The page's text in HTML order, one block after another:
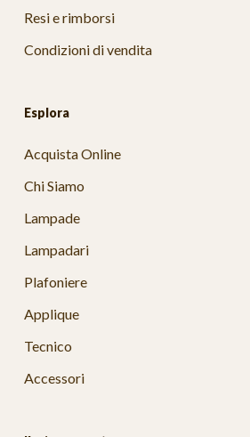
Resi e rimborsi
Condizioni di vendita
Esplora
Acquista Online
Chi Siamo
Lampade
Lampadari
Plafoniere
Applique
Tecnico
Accessori